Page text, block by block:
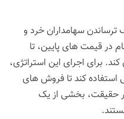
سهامداران خرد و
در قیمت های پایین، تا
برای اجرای این استراتژی،
استفاده کند تا فروش های
حقیقت، بخشی از یک